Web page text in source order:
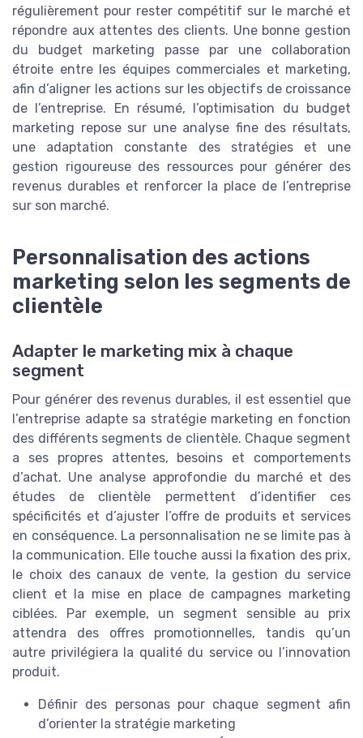
régulièrement pour rester compétitif sur le marché et
répondre aux attentes des clients. Une bonne gestion
du budget marketing passe par une collaboration
étroite entre les équipes commerciales et marketing,
afin d’aligner les actions sur les objectifs de croissance
de l’entreprise. En résumé, l’optimisation du budget
marketing repose sur une analyse fine des résultats,
une adaptation constante des stratégies et une
gestion rigoureuse des ressources pour générer des
revenus durables et renforcer la place de l’entreprise
sur son marché.
Personnalisation des actions
marketing selon les segments de
clientèle
Adapter le marketing mix à chaque
segment
Pour générer des revenus durables, il est essentiel que
l’entreprise adapte sa stratégie marketing en fonction
des différents segments de clientèle. Chaque segment
a ses propres attentes, besoins et comportements
d’achat. Une analyse approfondie du marché et des
études de clientèle permettent d’identifier ces
spécificités et d’ajuster l’offre de produits et services
en conséquence. La personnalisation ne se limite pas à
la communication. Elle touche aussi la fixation des prix,
le choix des canaux de vente, la gestion du service
client et la mise en place de campagnes marketing
ciblées. Par exemple, un segment sensible au prix
attendra des offres promotionnelles, tandis qu’un
autre privilégiera la qualité du service ou l’innovation
produit.
Définir des personas pour chaque segment afin
d’orienter la stratégie marketing